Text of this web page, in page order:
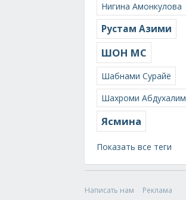
Нигина Амонкулова
Рустам Азими
ШОН МС
Шабнами Сурайё
Шахроми Абдухалим
Ясмина
Показать все теги
Написать нам
Реклама